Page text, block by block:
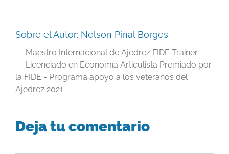
Sobre el Autor: Nelson Pinal Borges
Maestro Internacional de Ajedrez FIDE Trainer
Licenciado en Economía Articulista Premiado por
la FIDE - Programa apoyo a los veteranos del
Ajedrez 2021
Deja tu comentario